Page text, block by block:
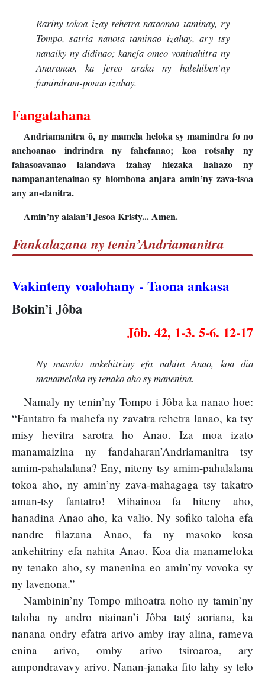
Rariny tokoa izay rehetra nataonao taminay, ry
Tompo, satria nanota taminao izahay, ary tsy
nanaiky ny didinao; kanefa omeo voninahitra ny
Anaranao, ka jereo araka ny halehiben’ny
famindram-ponao izahay.
Fangatahana
Andriamanitra ô, ny mamela heloka sy mamindra fo no
anehoanao indrindra ny fahefanao; koa rotsahy ny
fahasoavanao lalandava izahay hiezaka hahazo ny
nampanantenainao sy hiombona anjara amin’ny zava-tsoa
any an-danitra.
Amin’ny alalan’i Jesoa Kristy... Amen.
Fankalazana ny tenin’Andriamanitra
Vakinteny voalohany - Taona ankasa
Bokin’i Jôba
Jôb. 42, 1-3. 5-6. 12-17
Ny masoko ankehitriny efa nahita Anao, koa dia
manameloka ny tenako aho sy manenina.
Namaly ny tenin’ny Tompo i Jôba ka nanao hoe:
“Fantatro fa mahefa ny zavatra rehetra Ianao, ka tsy
misy hevitra sarotra ho Anao. Iza moa izato
manamaizina ny fandaharan’Andriamanitra tsy
amim-pahalalana? Eny, niteny tsy amim-pahalalana
tokoa aho, ny amin’ny zava-mahagaga tsy takatro
aman-tsy fantatro! Mihainoa fa hiteny aho,
hanadina Anao aho, ka valio. Ny sofiko taloha efa
nandre filazana Anao, fa ny masoko kosa
ankehitriny efa nahita Anao. Koa dia manameloka
ny tenako aho, sy manenina eo amin’ny vovoka sy
ny lavenona.”
Nambinin’ny Tompo mihoatra noho ny tamin’ny
taloha ny andro niainan’i Jôba tatý aoriana, ka
nanana ondry efatra arivo amby iray alina, rameva
enina arivo, omby arivo tsiroaroa, ary
ampondravavy arivo. Nanan-janaka fito lahy sy telo